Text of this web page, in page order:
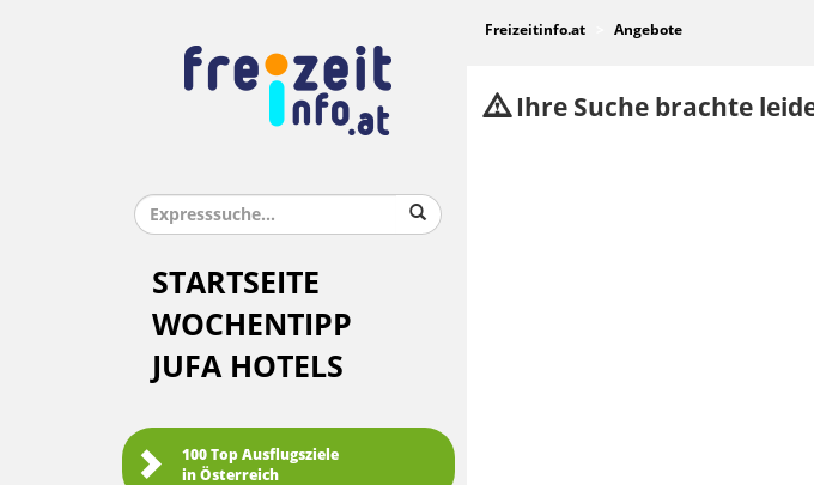
STARTSEITE
WOCHENTIPP
JUFA HOTELS
100 Top Ausflugsziele
in Österreich
Freizeitinfo.at Angebote
Ihre Suche brachte